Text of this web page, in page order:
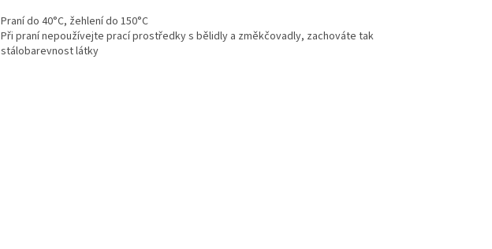
Praní do 40°C, žehlení do 150°C
Při praní nepoužívejte prací prostředky s bělidly a změkčovadly, zachováte tak
stálobarevnost látky